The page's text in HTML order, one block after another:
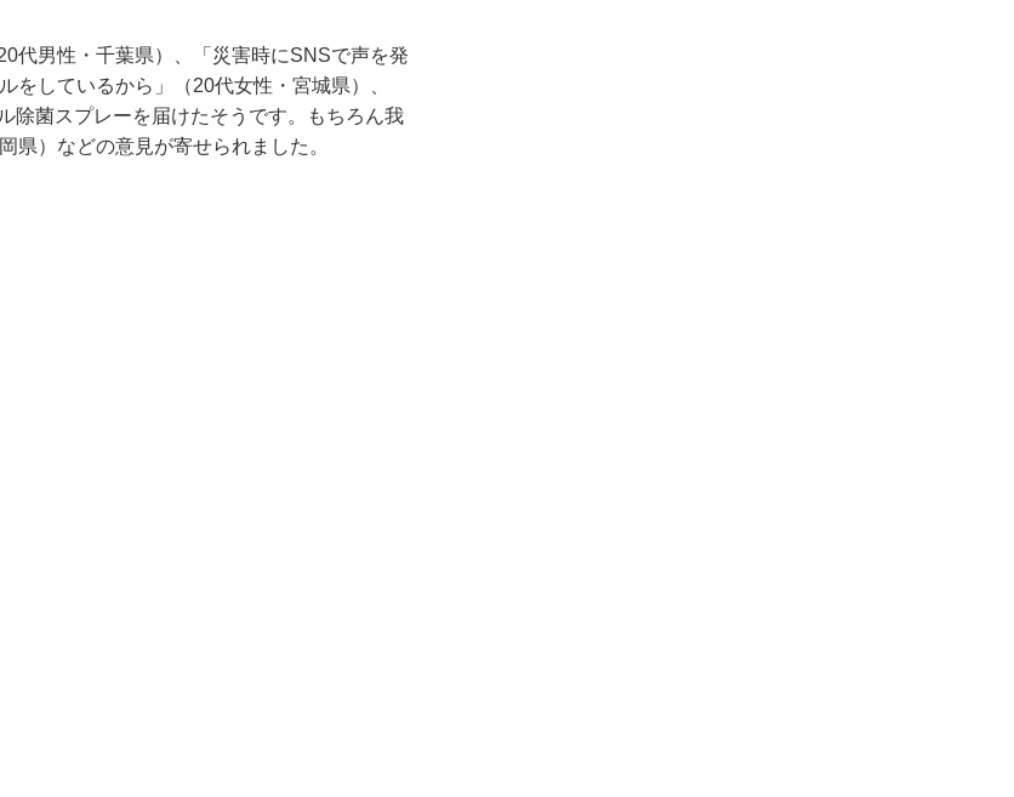
代男性・千葉県）、「災害時にSNSで声を発
をしているから」（20代女性・宮城県）、
除菌スプレーを届けたそうです。もちろん我
県）などの意見が寄せられました。